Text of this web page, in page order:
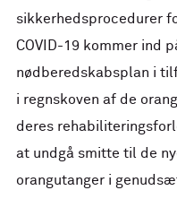
sikkerhedsprocedurer
COVID-19 kommer ind
nødberedskabsplan i
i regnskoven af de
deres
at undgå smitte til de
orangutanger i